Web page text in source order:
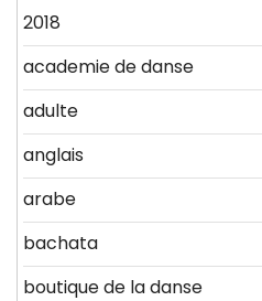
2018
academie de danse
adulte
anglais
arabe
bachata
boutique de la danse